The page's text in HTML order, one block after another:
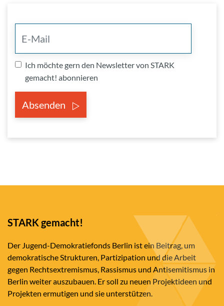
Ich möchte gern den Newsletter von STARK
gemacht! abonnieren
Absenden
STARK gemacht!
Der Jugend-Demokratiefonds Berlin ist ein Beitrag, um
demokratische Strukturen, Partizipation und die Arbeit
gegen Rechtsextremismus, Rassismus und Antisemitismus in
Berlin weiter auszubauen. Er soll zu neuen Projektideen und
Projekten ermutigen und sie unterstützen.